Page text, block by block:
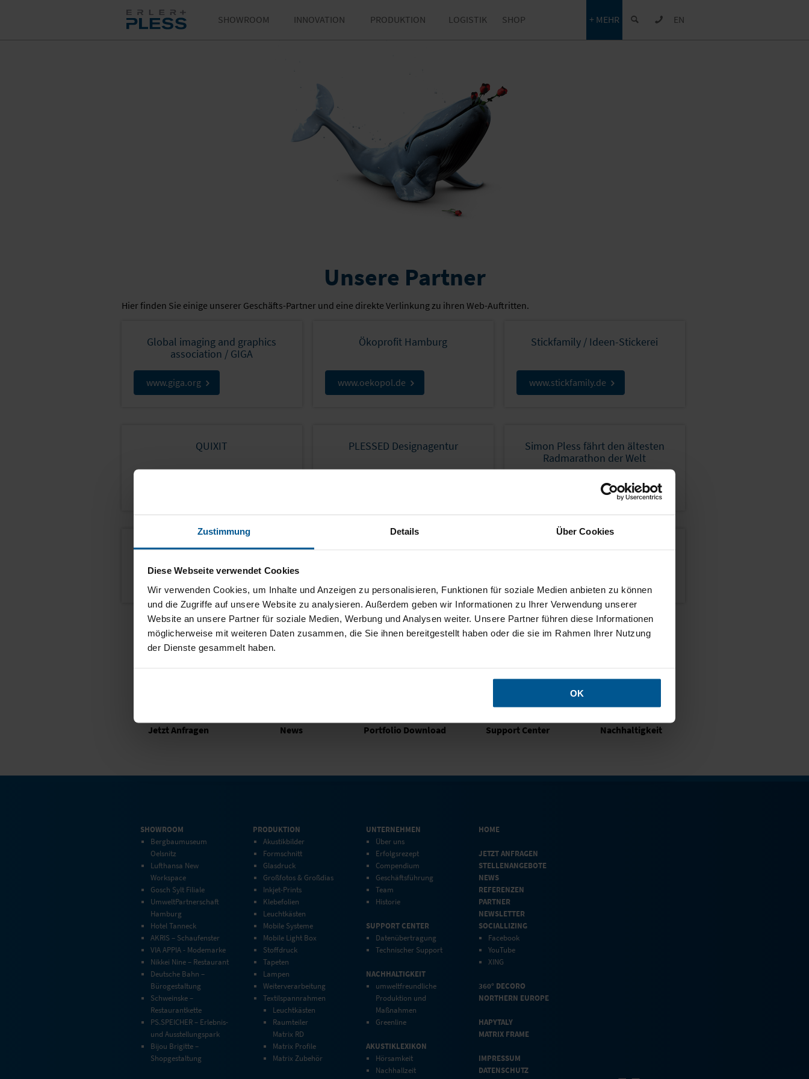
Zustimmung Details Über Cookies
Diese Webseite verwendet Cookies
Wir verwenden Cookies, um Inhalte und Anzeigen zu personalisieren, Funktionen für soziale Medien anbieten zu können
und die Zugriffe auf unsere Website zu analysieren. Außerdem geben wir Informationen zu Ihrer Verwendung unserer
Website an unsere Partner für soziale Medien, Werbung und Analysen weiter. Unsere Partner führen diese Informationen
möglicherweise mit weiteren Daten zusammen, die Sie ihnen bereitgestellt haben oder die sie im Rahmen Ihrer Nutzung
der Dienste gesammelt haben.
OK
SHOWROOM INNOVATION PRODUKTION LOGISTIK SHOP + MEHR EN
Unsere Partner
Hier finden Sie einige unserer Geschäfts-Partner und eine direkte Verlinkung zu ihren Web-Auftritten.
Global imaging and graphics
association / GIGA
www.giga.org
Ökoprofit Hamburg
www.oekopol.de
Stickfamily / Ideen-Stickerei
www.stickfamily.de
QUIXIT PLESSED Designagentur
Simon Pless fährt den ältesten
Radmarathon der Welt
Umweltpartnerschaft Hamburg
www.hamburg.de/
Jetzt Anfragen News Portfolio Download Support Center Nachhaltigkeit
SHOWROOM
Bergbaumuseum
Oelsnitz
Lufthansa New
Workspace
Gosch Sylt Filiale
UmweltPartnerschaft
Hamburg
Hotel Tanneck
AKRIS – Schaufenster
VIA APPIA - Modemarke
Nikkei Nine – Restaurant
Deutsche Bahn –
Bürogestaltung
Schweinske –
Restaurantkette
PS.SPEICHER – Erlebnis-
und Ausstellungspark
Bijou Brigitte –
Shopgestaltung
PRODUKTION
Akustikbilder
Formschnitt
Glasdruck
Großfotos & Großdias
Inkjet-Prints
Klebefolien
Leuchtkästen
Mobile Systeme
Mobile Light Box
Stoffdruck
Tapeten
Lampen
Weiterverarbeitung
Textilspannrahmen
Leuchtkästen
Raumteiler
Matrix RD
Matrix Profile
Matrix Zubehör
UNTERNEHMEN
Über uns
Erfolgsrezept
Compendium
Geschäftsführung
Team
Historie
SUPPORT CENTER
Datenübertragung
Technischer Support
NACHHALTIGKEIT
umweltfreundliche
Produktion und
Maßnahmen
Greenline
AKUSTIKLEXIKON
Hörsamkeit
Nachhallzeit
HOME
JETZT ANFRAGEN
STELLENANGEBOTE
NEWS
REFERENZEN
PARTNER
NEWSLETTER
SOCIALLIZING
Facebook
YouTube
XING
360° DECORO
NORTHERN EUROPE
HAPYTALY
MATRIX FRAME
IMPRESSUM
DATENSCHUTZ